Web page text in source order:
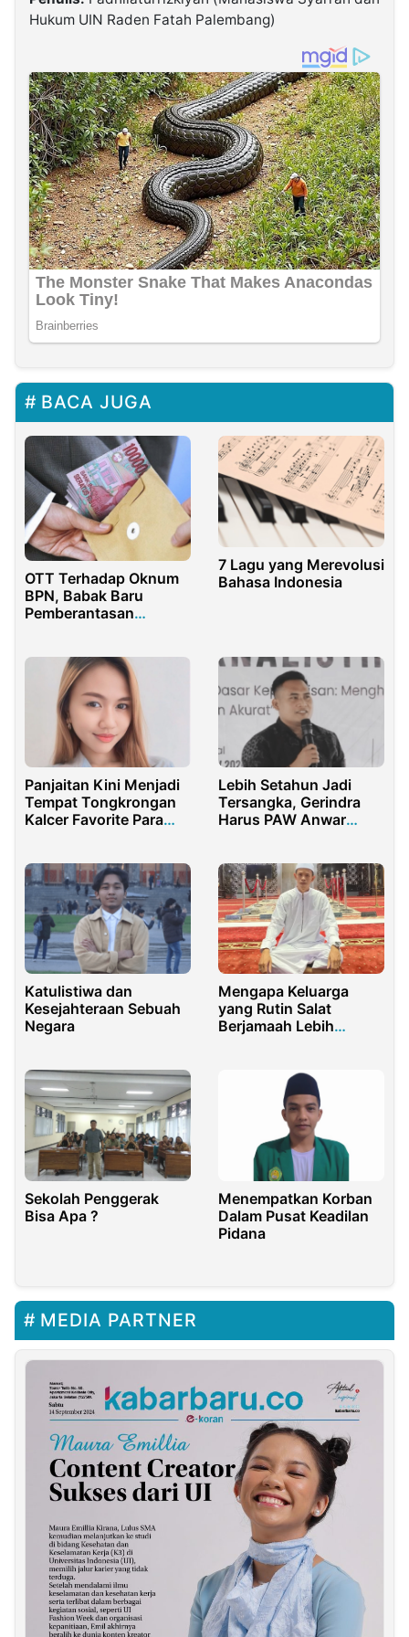
Hukum UIN Raden Fatah Palembang)
BACA JUGA
OTT Terhadap Oknum
BPN, Babak Baru
Pemberantasan
7 Lagu yang Merevolusi
Bahasa Indonesia
Panjaitan Kini Menjadi
Tempat Tongkrongan
Kalcer Favorite Para
Lebih Setahun Jadi
Tersangka, Gerindra
Harus PAW Anwar
Katulistiwa dan
Kesejahteraan Sebuah
Negara
Mengapa Keluarga
yang Rutin Salat
Berjamaah Lebih
Sekolah Penggerak
Bisa Apa ?
Menempatkan Korban
Dalam Pusat Keadilan
Pidana
MEDIA PARTNER